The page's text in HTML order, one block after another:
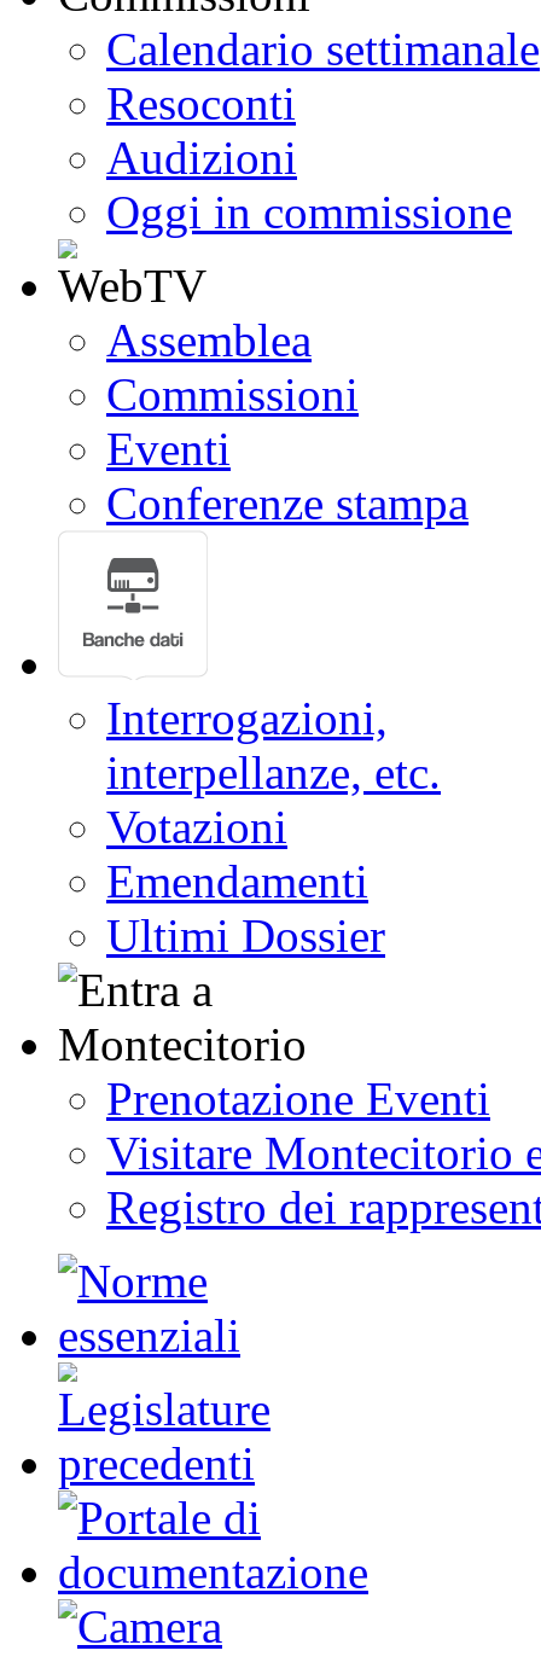
Calendario settimanale
Resoconti
Audizioni
Oggi in commissione
Assemblea
Commissioni
Eventi
Conferenze stampa
Interrogazioni,
interpellanze, etc.
Votazioni
Emendamenti
Ultimi Dossier
Prenotazione Eventi
Visitare Montecitorio
Registro dei